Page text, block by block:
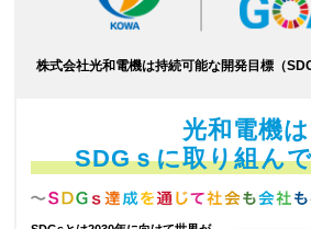
株式会社光和電機は持続可能な開発目標（
光和電機は
SDGｓに取り組ん